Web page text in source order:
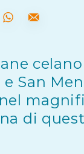
e San
di